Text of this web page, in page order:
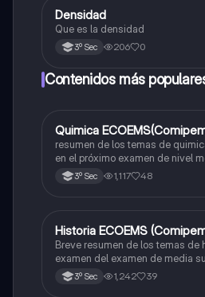
Matemáticas
Densidad
Que es la densidad
3º Sec 206 0
Contenidos más
Química
Quimica
resumen de los temas de
en el próximo examen de nivel
zona metropolitana de el valle de
3º Sec 1,117 48
Historia
Historia ECOEMS
Breve resumen de los temas de
examen del examen de media
valle de México
3º Sec 1,242 39